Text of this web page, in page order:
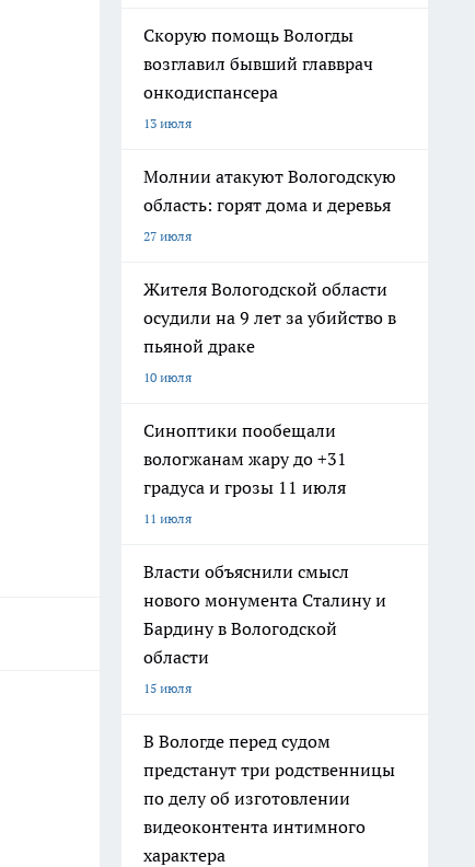
Скорую помощь Вологды
возглавил бывший главврач
онкодиспансера
13 июля
Молнии атакуют Вологодскую
область: горят дома и деревья
27 июля
Жителя Вологодской области
осудили на 9 лет за убийство в
пьяной драке
10 июля
Синоптики пообещали
вологжанам жару до +31
градуса и грозы 11 июля
11 июля
Власти объяснили смысл
нового монумента Сталину и
Бардину в Вологодской
области
15 июля
В Вологде перед судом
предстанут три родственницы
по делу об изготовлении
видеоконтента интимного
характера